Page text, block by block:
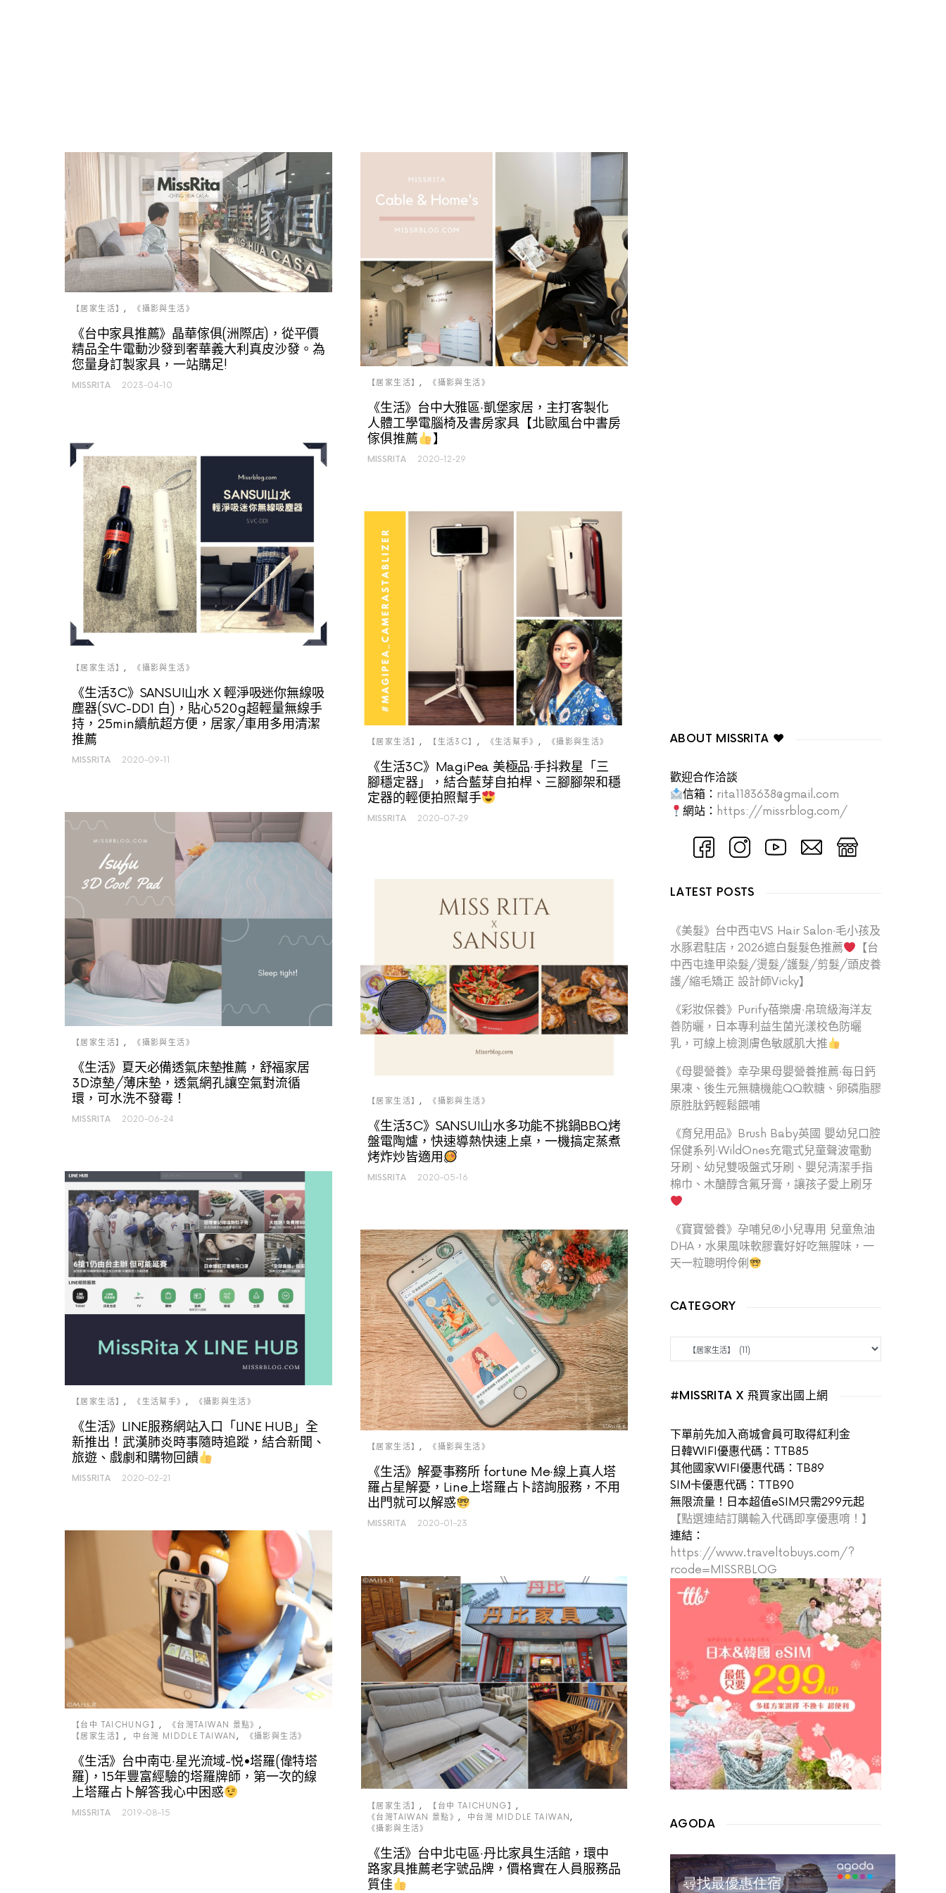
【居家生活】 《攝影與生活》
《台中家具推薦》晶華傢俱(洲際店)，從平價
精品全牛電動沙發到奢華義大利真皮沙發。為
您量身訂製家具，一站購足!
MISSRITA 2023-04-10
【居家生活】 《攝影與生活》
《生活3C》SANSUI山水 X 輕淨吸迷你無線吸
塵器(SVC-DD1 白)，貼心520g超輕量無線手
持，25min續航超方便，居家/車用多用清潔
推薦
MISSRITA 2020-09-11
【居家生活】 《攝影與生活》
《生活》夏天必備透氣床墊推薦，舒福家居
3D涼墊/薄床墊，透氣網孔讓空氣對流循
環，可水洗不發霉！
MISSRITA 2020-06-24
【居家生活】 《生活幫手》 《攝影與生活》
《生活》LINE服務網站入口「LINE HUB」全
新推出！武漢肺炎時事隨時追蹤，結合新聞、
旅遊、戲劇和購物回饋
MISSRITA 2020-02-21
【台中 TAICHUNG】
《台灣TAIWAN 景點》
【居家生活】
中台灣 MIDDLE TAIWAN 《攝影與生活》
《生活》台中南屯‧星光流域-悦•塔羅(偉特塔
羅)，15年豐富經驗的塔羅牌師，第一次的線
上塔羅占卜解答我心中困惑
MISSRITA 2019-08-15
【居家生活】 《攝影與生活》
《生活》台中大雅區‧凱堡家居，主打客製化
人體工學電腦椅及書房家具【北歐風台中書房
傢俱推薦
】
MISSRITA 2020-12-29
【居家生活】 【生活3C】 《生活幫手》 《攝影與生活》
《生活3C》MagiPea 美極品‧手抖救星「三
腳穩定器」，結合藍芽自拍桿、三腳腳架和穩
定器的輕便拍照幫手
MISSRITA 2020-07-29
【居家生活】 《攝影與生活》
《生活3C》SANSUI山水多功能不挑鍋BBQ烤
盤電陶爐，快速導熱快速上桌，一機搞定蒸煮
烤炸炒皆適用
MISSRITA 2020-05-16
【居家生活】 《攝影與生活》
《生活》解憂事務所 fortune Me‧線上真人塔
羅占星解憂，Line上塔羅占卜諮詢服務，不用
出門就可以解惑
MISSRITA 2020-01-23
【居家生活】
【台中 TAICHUNG】
《台灣TAIWAN 景點》
中台灣 MIDDLE TAIWAN
《攝影與生活》
《生活》台中北屯區‧丹比家具生活館，環中
路家具推薦老字號品牌，價格實在人員服務品
質佳
ABOUT MISSRITA ♥
歡迎合作洽談
信箱： rita1183638@gmail.com
網站： https://missrblog.com/
LATEST POSTS
《美髮》台中西屯VS Hair Salon‧毛小孩及
水豚君駐店，2026遮白髮髮色推薦
【台
中西屯逢甲染髮/燙髮/護髮/剪髮/頭皮養
護/縮毛矯正 設計師Vicky】
《彩妝保養》Purify蓓樂膚‧帛琉級海洋友
善防曬，日本專利益生菌光漾校色防曬
乳，可線上檢測膚色敏感肌大推
《母嬰營養》幸孕果母嬰營養推薦‧每日鈣
果凍、後生元無糖機能QQ軟糖、卵磷脂膠
原胜肽鈣輕鬆餵哺
《育兒用品》Brush Baby英國 嬰幼兒口腔
保健系列‧WildOnes充電式兒童聲波電動
牙刷、幼兒雙吸盤式牙刷、嬰兒清潔手指
棉巾、木醣醇含氟牙膏，讓孩子愛上刷牙
《寶寶營養》孕哺兒®小兒專用 兒童魚油
DHA，水果風味軟膠囊好好吃無腥味，一
天一粒聰明伶俐
CATEGORY
#MISSRITA X 飛買家出國上網
下單前先加入商城會員可取得紅利金
日韓WIFI優惠代碼：TTB85
其他國家WIFI優惠代碼：TB89
SIM卡優惠代碼：TTB90
無限流量！日本超值eSIM只需299元起
【點選連結訂購輸入代碼即享優惠唷！】
連結：
https://www.traveltobuys.com/?
rcode=MISSRBLOG
AGODA